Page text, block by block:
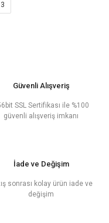
3
Güvenli Alışveriş
SSL Sertifikası ile %100
güvenli alışveriş imkanı
İade ve Değişim
sonrası kolay ürün iade ve
değişim